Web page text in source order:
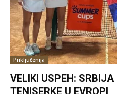
Priključenija
VELIKI USPEH:
TENISERKE U EVROPI